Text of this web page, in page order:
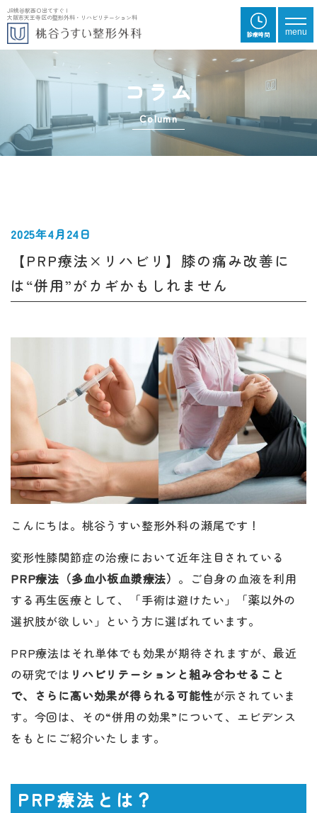
JR桃谷駅西口出てすぐ |
大阪市天王寺区の整形外科・リハビリテーション科
メニ
menu
診療時間
コラム
Column
2025年4月24日
【PRP療法×リハビリ】膝の痛み改善に
は“併用”がカギかもしれません
こんにちは。桃谷うすい整形外科の瀬尾です！
変形性膝関節症の治療において近年注目されている
PRP療法（多血小板血漿療法） 。ご自身の血液を利用
する再生医療として、「手術は避けたい」「薬以外の
選択肢が欲しい」という方に選ばれています。
PRP療法はそれ単体でも効果が期待されますが、最近
の研究では リハビリテーションと組み合わせること
で、さらに高い効果が得られる可能性が示されていま
す。今回は、その“併用の効果”について、エビデンス
をもとにご紹介いたします。
PRP療法とは？